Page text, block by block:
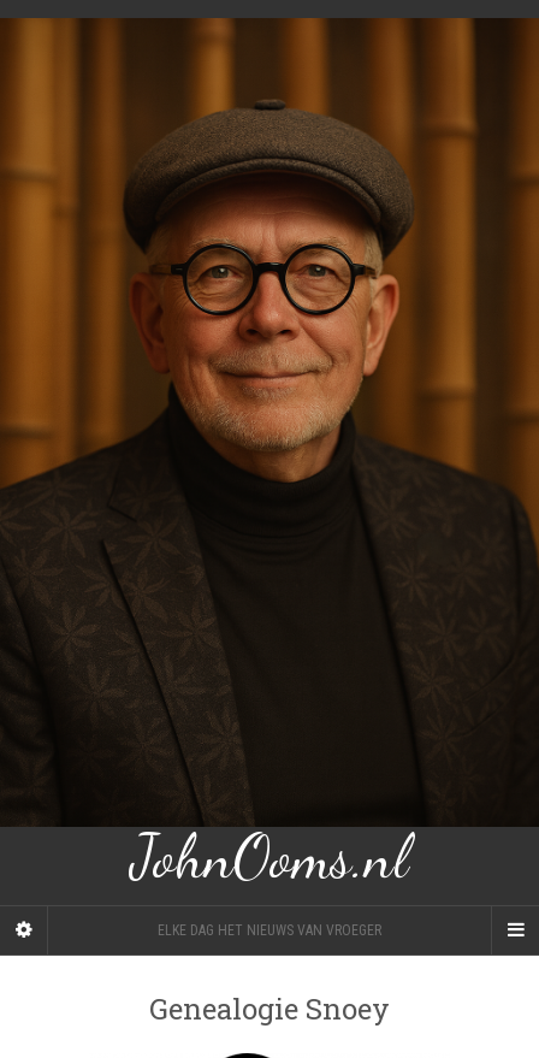
JohnOoms.nl
ELKE DAG HET NIEUWS VAN VROEGER
Genealogie Snoey